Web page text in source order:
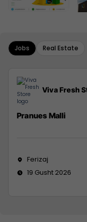
Jobs Real Estate
Viva Fresh
Pranues Malli
Ferizaj
19 Gusht 2026